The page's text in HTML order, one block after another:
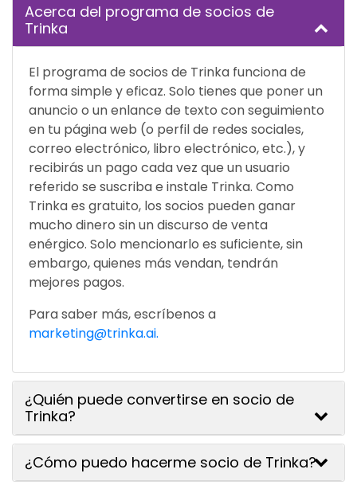
Acerca del programa de socios de
Trinka
El programa de socios de Trinka funciona de
forma simple y eficaz. Solo tienes que poner un
anuncio o un enlance de texto con seguimiento
en tu página web (o perfil de redes sociales,
correo electrónico, libro electrónico, etc.), y
recibirás un pago cada vez que un usuario
referido se suscriba e instale Trinka. Como
Trinka es gratuito, los socios pueden ganar
mucho dinero sin un discurso de venta
enérgico. Solo mencionarlo es suficiente, sin
embargo, quienes más vendan, tendrán
mejores pagos.
Para saber más, escríbenos a
marketing@trinka.ai.
¿Quién puede convertirse en socio de
Trinka?
¿Cómo puedo hacerme socio de Trinka?